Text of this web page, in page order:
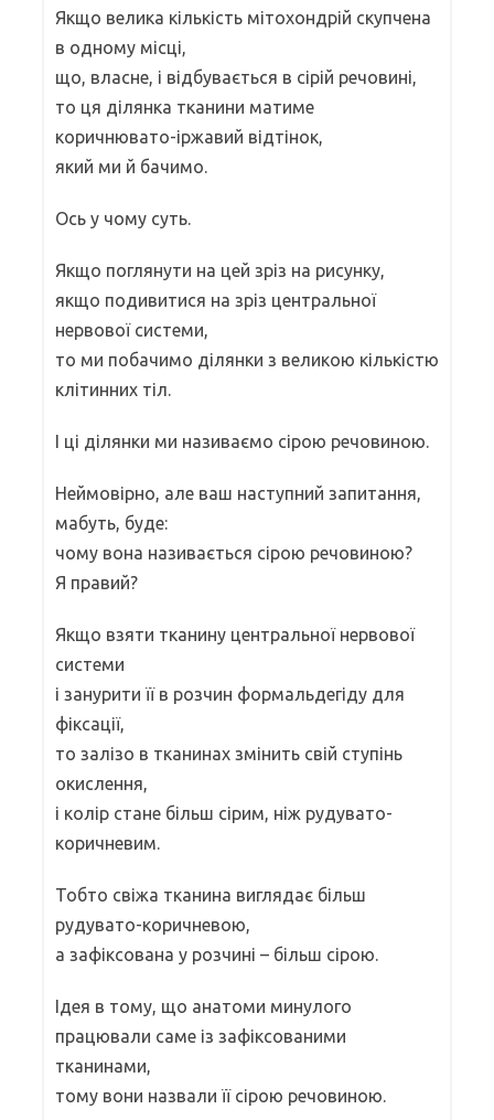
Якщо велика кількість мітохондрій скупчена
в одному місці,
що, власне, і відбувається в сірій речовині,
то ця ділянка тканини матиме
коричнювато-іржавий відтінок,
який ми й бачимо.
Ось у чому суть.
Якщо поглянути на цей зріз на рисунку,
якщо подивитися на зріз центральної
нервової системи,
то ми побачимо ділянки з великою кількістю
клітинних тіл.
І ці ділянки ми називаємо сірою речовиною.
Неймовірно, але ваш наступний запитання,
мабуть, буде:
чому вона називається сірою речовиною?
Я правий?
Якщо взяти тканину центральної нервової
системи
і занурити її в розчин формальдегіду для
фіксації,
то залізо в тканинах змінить свій ступінь
окислення,
і колір стане більш сірим, ніж рудувато-
коричневим.
Тобто свіжа тканина виглядає більш
рудувато-коричневою,
а зафіксована у розчині – більш сірою.
Ідея в тому, що анатоми минулого
працювали саме із зафіксованими
тканинами,
тому вони назвали її сірою речовиною.